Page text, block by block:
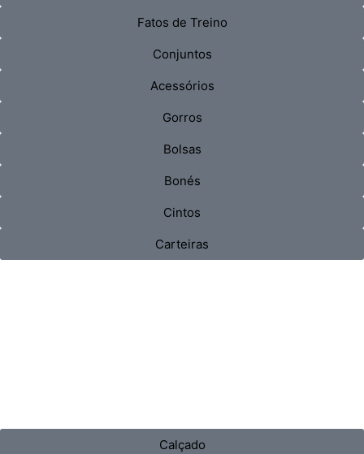
Fatos de Treino
Conjuntos
Acessórios
Gorros
Bolsas
Bonés
Cintos
Carteiras
Calçado